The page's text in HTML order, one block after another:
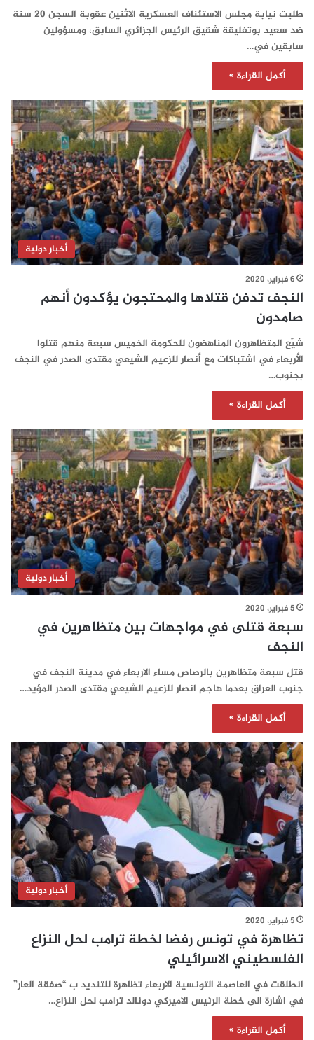
طلبت نيابة مجلس الاستئناف العسكرية الاثنين عقوبة السجن 20 سنة
ضد سعيد بوتفليقة شقيق الرئيس الجزائري السابق، ومسؤولين
سابقين في…
أكمل القراءة »
أخبار دولية
6 فبراير، 2020
النجف تدفن قتلاها والمحتجون يؤكدون أنهم
صامدون
شيّع المتظاهرون المناهضون للحكومة الخميس سبعة منهم قتلوا
الأربعاء في اشتباكات مع أنصار للزعيم الشيعي مقتدى الصدر في النجف
بجنوب…
أكمل القراءة »
أخبار دولية
5 فبراير، 2020
سبعة قتلى في مواجهات بين متظاهرين في
النجف
قتل سبعة متظاهرين بالرصاص مساء الاربعاء في مدينة النجف في
جنوب العراق بعدما هاجم انصار للزعيم الشيعي مقتدى الصدر المؤيد…
أكمل القراءة »
أخبار دولية
5 فبراير، 2020
تظاهرة في تونس رفضا لخطة ترامب لحل النزاع
الفلسطيني الاسرائيلي
انطلقت في العاصمة التونسية الاربعاء تظاهرة للتنديد ب “صفقة العار”
في اشارة الى خطة الرئيس الاميركي دونالد ترامب لحل النزاع…
أكمل القراءة »